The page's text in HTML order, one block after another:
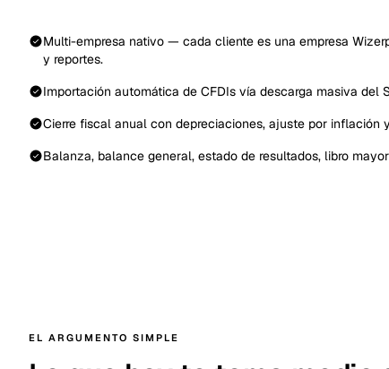
Multi-empresa nativo — cada cliente es una empresa
y reportes.
Importación automática de CFDIs vía descarga masiva del
Cierre fiscal anual con depreciaciones, ajuste por
Balanza, balance general, estado de resultados, libro
EL ARGUMENTO SIMPLE